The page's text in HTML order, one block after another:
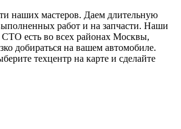
наших мастеров. Даем длительную
работ и на запчасти. Наши
есть во всех районах Москвы,
добираться на вашем автомобиле.
техцентр на карте и сделайте